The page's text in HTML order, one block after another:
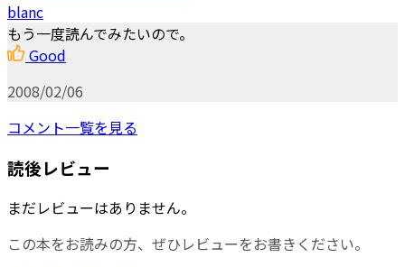
blanc
もう一度読んでみたいので。
Good
2008/02/06
コメント一覧を見る
読後レビュー
まだレビューはありません。
この本をお読みの方、ぜひレビューをお書きください。